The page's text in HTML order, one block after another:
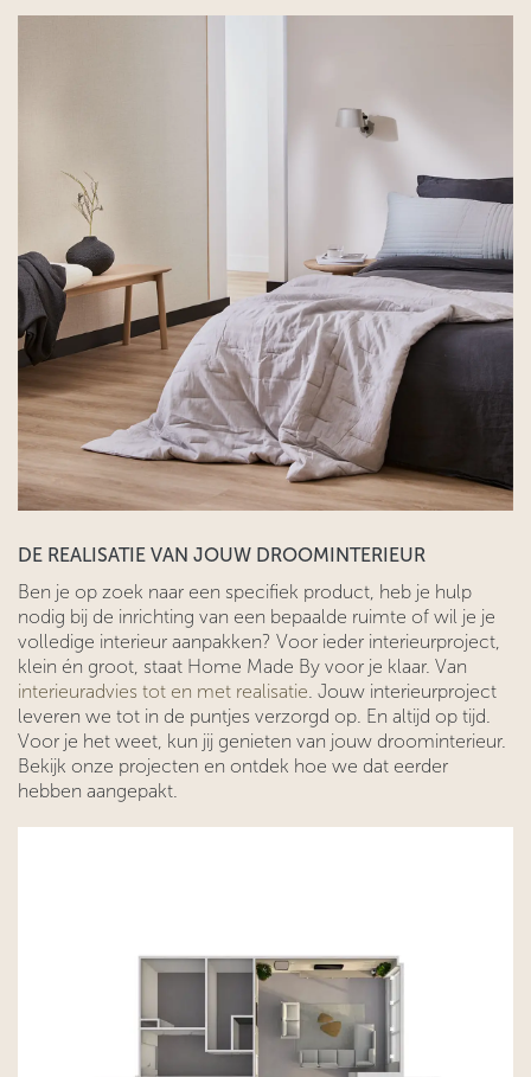
DE REALISATIE VAN JOUW DROOMINTERIEUR
Ben je op zoek naar een specifiek product, heb je hulp
nodig bij de inrichting van een bepaalde ruimte of wil je je
volledige interieur aanpakken? Voor ieder interieurproject,
klein én groot, staat Home Made By voor je klaar. Van
interieuradvies tot en met realisatie. Jouw interieurproject
leveren we tot in de puntjes verzorgd op. En altijd op tijd.
Voor je het weet, kun jij genieten van jouw droominterieur.
Bekijk onze projecten en ontdek hoe we dat eerder
hebben aangepakt.